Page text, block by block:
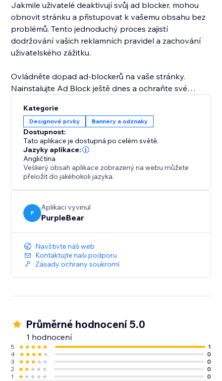
Jakmile uživatelé deaktivují svůj ad blocker, mohou
obnovit stránku a přistupovat k vašemu obsahu bez
problémů. Tento jednoduchý proces zajistí
dodržování vašich reklamních pravidel a zachování
uživatelského zážitku.
Ovládněte dopad ad-blockerů na vaše stránky.
Nainstalujte Ad Block ještě dnes a ochraňte své
Kategorie
Designové prvky Bannery a odznaky
Dostupnost:
Tato aplikace je dostupná po celém světě.
Jazyky aplikace:
Angličtina
Veškerý obsah aplikace zobrazený na webu můžete
přeložit do jakéhokoli jazyka.
P
Aplikaci vyvinul
PurpleBear
Navštivte náš web
Kontaktujte naši podporu
Zásady ochrany soukromí
Průměrné hodnocení 5.0
1 hodnocení
5
1
4
0
3
0
2
0
1
0